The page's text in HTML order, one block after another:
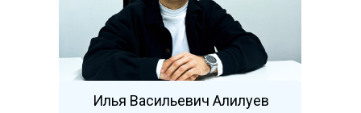
Илья Васильевич Алилуев